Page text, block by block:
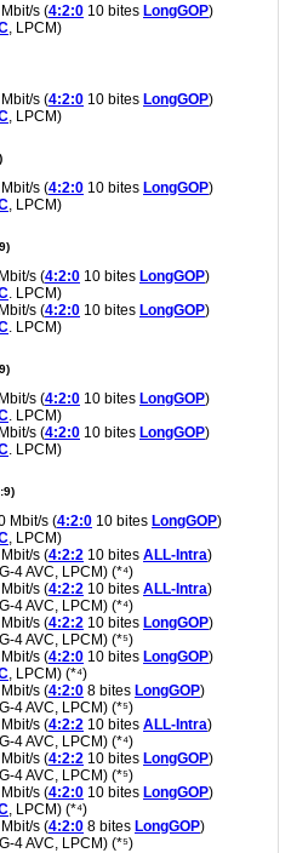
s (4:2:0 10 bites LongGOP)
, LPCM)
s (4:2:0 10 bites LongGOP)
, LPCM)
s (4:2:0 10 bites LongGOP)
, LPCM)
s (4:2:0 10 bites LongGOP)
. LPCM)
s (4:2:0 10 bites LongGOP)
. LPCM)
s (4:2:0 10 bites LongGOP)
. LPCM)
s (4:2:0 10 bites LongGOP)
. LPCM)
Mbit/s (4:2:0 10 bites LongGOP)
, LPCM)
s (4:2:2 10 bites ALL-Intra)
4 AVC, LPCM) (*⁴)
s (4:2:2 10 bites ALL-Intra)
4 AVC, LPCM) (*⁴)
s (4:2:2 10 bites LongGOP)
4 AVC, LPCM) (*⁵)
s (4:2:0 10 bites LongGOP)
, LPCM) (*⁴)
s (4:2:0 8 bites LongGOP)
4 AVC, LPCM) (*⁵)
s (4:2:2 10 bites ALL-Intra)
4 AVC, LPCM) (*⁴)
s (4:2:2 10 bites LongGOP)
4 AVC, LPCM) (*⁵)
s (4:2:0 10 bites LongGOP)
, LPCM) (*⁴)
s (4:2:0 8 bites LongGOP)
4 AVC, LPCM) (*⁵)